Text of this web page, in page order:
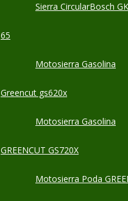
Sierra CircularBosch
65
Motosierra Gasolina
Greencut gs620x
Motosierra Gasolina
GREENCUT GS720X
Motosierra Poda